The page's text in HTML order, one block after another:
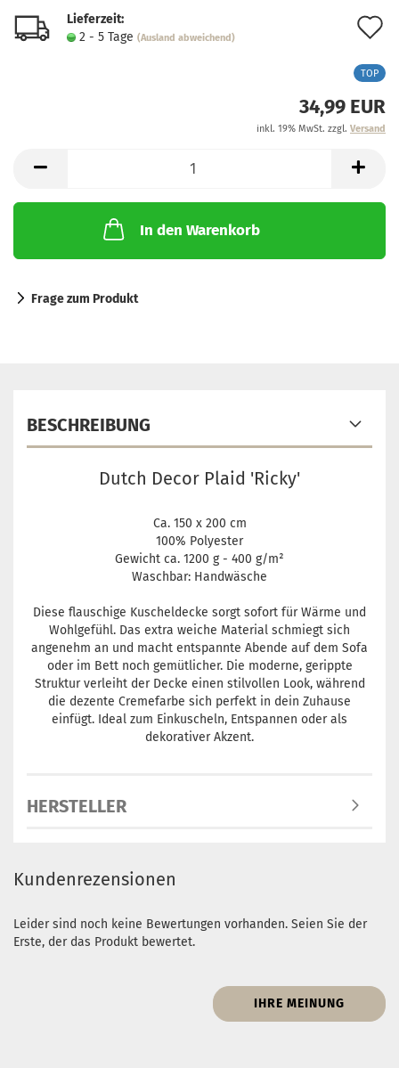
Lieferzeit:
2 - 5 Tage (Ausland abweichend)
TOP
34,99 EUR
inkl. 19% MwSt. zzgl. Versand
In den Warenkorb
Frage zum Produkt
BESCHREIBUNG
Dutch Decor Plaid 'Ricky'
Ca. 150 x 200 cm
100% Polyester
Gewicht ca. 1200 g - 400 g/m²
Waschbar: Handwäsche
Diese flauschige Kuscheldecke sorgt sofort für Wärme und
Wohlgefühl. Das extra weiche Material schmiegt sich
angenehm an und macht entspannte Abende auf dem Sofa
oder im Bett noch gemütlicher. Die moderne, gerippte
Struktur verleiht der Decke einen stilvollen Look, während
die dezente Cremefarbe sich perfekt in dein Zuhause
einfügt. Ideal zum Einkuscheln, Entspannen oder als
dekorativer Akzent.
HERSTELLER
Kundenrezensionen
Leider sind noch keine Bewertungen vorhanden. Seien Sie der
Erste, der das Produkt bewertet.
IHRE MEINUNG